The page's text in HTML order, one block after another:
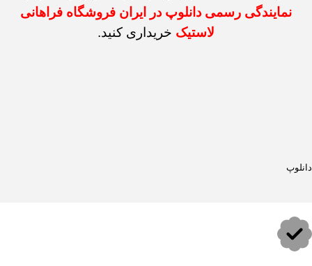
نمایندگی رسمی دانلوپ در ایران فروشگاه فراهانی
لاستیک خریداری کنید.
دانلوپ